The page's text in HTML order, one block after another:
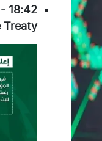
18:42
Treaty